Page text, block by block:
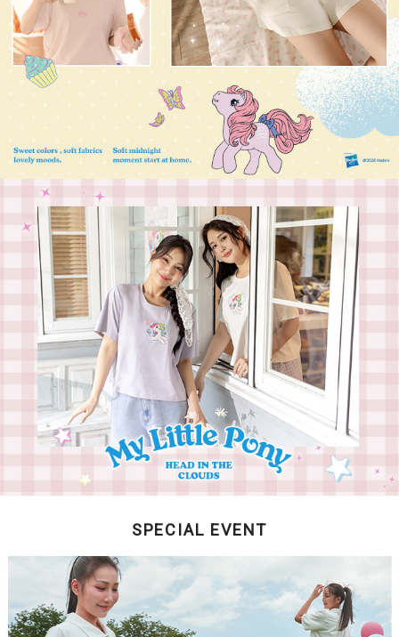
SPECIAL EVENT